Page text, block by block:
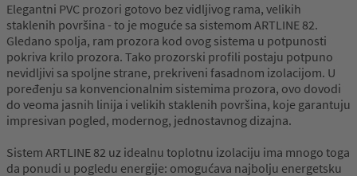
Elegantni PVC prozori gotovo bez vidljivog rama, velikih
staklenih površina - to je moguće sa sistemom ARTLINE 82.
Gledano spolja, ram prozora kod ovog sistema u potpunosti
pokriva krilo prozora. Tako prozorski profili postaju potpuno
nevidljivi sa spoljne strane, prekriveni fasadnom izolacijom. U
poređenju sa konvencionalnim sistemima prozora, ovo dovodi
do veoma jasnih linija i velikih staklenih površina, koje garantuju
impresivan pogled, modernog, jednostavnog dizajna.
Sistem ARTLINE 82 uz idealnu toplotnu izolaciju ima mnogo toga
da ponudi u pogledu energije: omogućava najbolju energetsku